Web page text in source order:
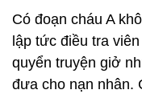
Có đoạn cháu A
lập tức điều tra
quyển truyện giở
đưa cho nạn nhân.